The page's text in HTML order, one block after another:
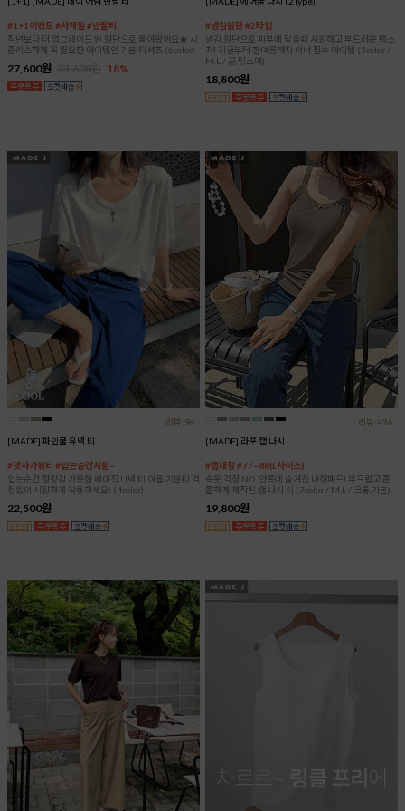
#1+1이벤트 #사계절 #반팔티
작년보다 더 업그레이드 된 원단으로 돌아왔어요★ 시
즌리스하게 꼭 필요한 아이템인 기본 티셔츠 (6color)
27,600원 18%
#냉감원단 #2타입
냉감 원단으로 피부에 닿을때 시원하고 부드러운 텍스
쳐! 지금부터 한여름까지 이너 필수 아이템 (3color /
M,L / 끈,민소매)
18,800원
리뷰:96
[MADE] 파인쿨 유넥 티
#앗차가워티 #입는순간시원~
입는순간 청량감 가득한 베이직 U넥 티 여름 기본티 걱
정없이 시원하게 착용하세요! (4color)
22,500원
리뷰:436
[MADE] 라포 캡 나시
#캡내장 #77~88(L사이즈)
속옷 걱정 NO, 안쪽에 숨겨진 내장패드! 부드럽고 쫀
쫀하게 제작된 캡 나시 티 (7color / M,L / 크롭,기본)
19,800원